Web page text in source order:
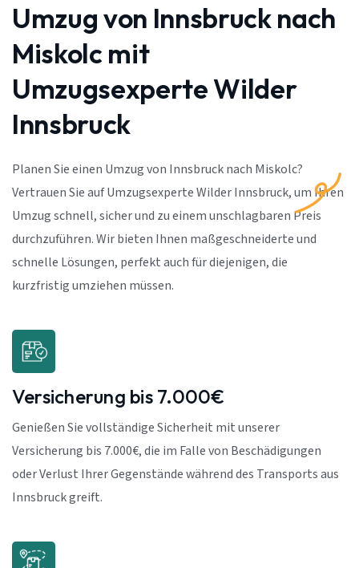
Umzug von Innsbruck nach
Miskolc mit
Umzugsexperte Wilder
Innsbruck
Planen Sie einen Umzug von Innsbruck nach Miskolc?
Vertrauen Sie auf Umzugsexperte Wilder Innsbruck, um Ihren
Umzug schnell, sicher und zu einem unschlagbaren Preis
durchzuführen. Wir bieten Ihnen maßgeschneiderte und
schnelle Lösungen, perfekt auch für diejenigen, die
kurzfristig umziehen müssen.
Versicherung bis 7.000€
Genießen Sie vollständige Sicherheit mit unserer
Versicherung bis 7.000€, die im Falle von Beschädigungen
oder Verlust Ihrer Gegenstände während des Transports aus
Innsbruck greift.